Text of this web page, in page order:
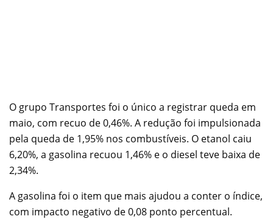
O grupo Transportes foi o único a registrar queda em
maio, com recuo de 0,46%. A redução foi impulsionada
pela queda de 1,95% nos combustíveis. O etanol caiu
6,20%, a gasolina recuou 1,46% e o diesel teve baixa de
2,34%.
A gasolina foi o item que mais ajudou a conter o índice,
com impacto negativo de 0,08 ponto percentual.